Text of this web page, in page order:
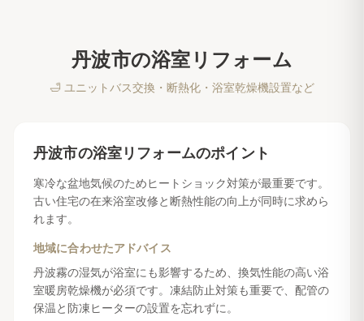
丹波市の浴室リフォーム
🛁 ユニットバス交換・断熱化・浴室乾燥機設置など
丹波市の浴室リフォームのポイント
寒冷な盆地気候のためヒートショック対策が最重要です。
古い住宅の在来浴室改修と断熱性能の向上が同時に求めら
れます。
地域に合わせたアドバイス
丹波霧の湿気が浴室にも影響するため、換気性能の高い浴
室暖房乾燥機が必須です。凍結防止対策も重要で、配管の
保温と防凍ヒーターの設置を忘れずに。